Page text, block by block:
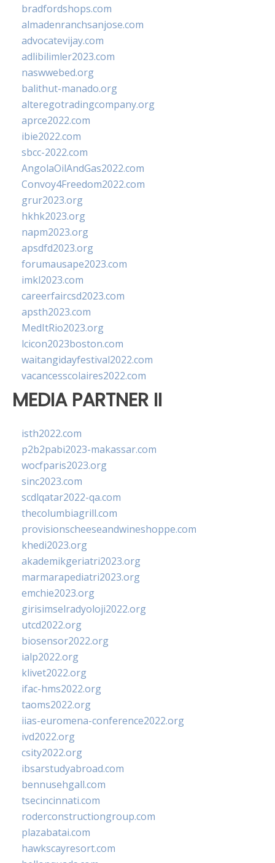
bradfordshops.com
almadenranchsanjose.com
advocatevijay.com
adlibilimler2023.com
naswwebed.org
balithut-manado.org
alteregotradingcompany.org
aprce2022.com
ibie2022.com
sbcc-2022.com
AngolaOilAndGas2022.com
Convoy4Freedom2022.com
grur2023.org
hkhk2023.org
napm2023.org
apsdfd2023.org
forumausape2023.com
imkl2023.com
careerfaircsd2023.com
apsth2023.com
MedItRio2023.org
lcicon2023boston.com
waitangidayfestival2022.com
vacancesscolaires2022.com
MEDIA PARTNER II
isth2022.com
p2b2pabi2023-makassar.com
wocfparis2023.org
sinc2023.com
scdlqatar2022-qa.com
thecolumbiagrill.com
provisionscheeseandwineshoppe.com
khedi2023.org
akademikgeriatri2023.org
marmarapediatri2023.org
emchie2023.org
girisimselradyoloji2022.org
utcd2022.org
biosensor2022.org
ialp2022.org
klivet2022.org
ifac-hms2022.org
taoms2022.org
iias-euromena-conference2022.org
ivd2022.org
csity2022.org
ibsarstudyabroad.com
bennusehgall.com
tsecincinnati.com
roderconstructiongroup.com
plazabatai.com
hawkscayresort.com